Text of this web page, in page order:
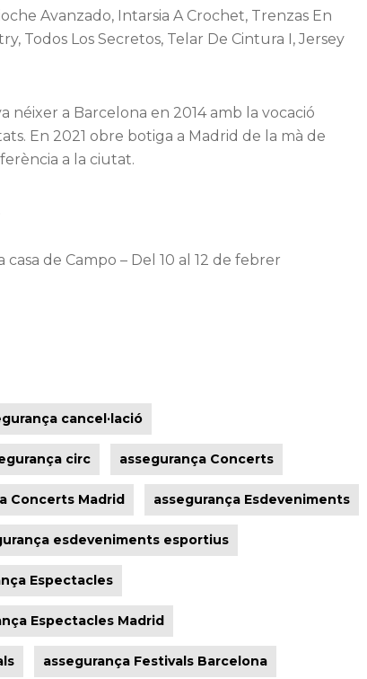
Avanzado, Intarsia A Crochet, Trenzas En
Todos Los Secretos, Telar De Cintura I, Jersey
néixer a Barcelona en 2014 amb la vocació
En 2021 obre botiga a Madrid de la mà de
a la ciutat.
de Campo – Del 10 al 12 de febrer
cancel·lació
circ assegurança Concerts
Concerts Madrid assegurança Esdeveniments
esdeveniments esportius
Espectacles
Espectacles Madrid
assegurança Festivals Barcelona